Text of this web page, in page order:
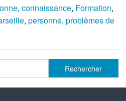
, connaissance, Formation,
, personne, problèmes de